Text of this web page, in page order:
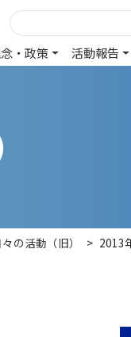
・政策 活動報告
々の活動（旧） > 2013